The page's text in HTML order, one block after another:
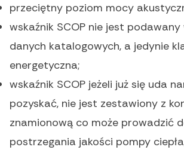
przeciętny poziom mocy
wskaźnik SCOP nie jest
danych katalogowych, a jedynie
energetyczna;
wskaźnik SCOP jeżeli już się uda
pozyskać, nie jest zestawiony z
znamionową co może prowadzić
postrzegania jakości pompy